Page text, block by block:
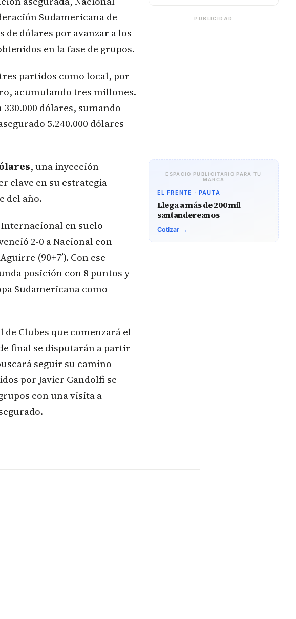
Sudamericana de
dólares por avanzar a los
en la fase de grupos.
partidos como local, por
acumulando tres millones.
dólares, sumando
5.240.000 dólares
, una inyección
clave en su estrategia
del año.
en suelo
2-0 a Nacional con
(90+7’). Con ese
posición con 8 puntos y
Sudamericana como
Clubes que comenzará el
final se disputarán a partir
seguir su camino
por Javier Gandolfi se
con una visita a
PUBLICIDAD
ESPACIO PUBLICITARIO PARA TU
MARCA
EL FRENTE · PAUTA
Llega a más de 200 mil
santandereanos
Cotizar →